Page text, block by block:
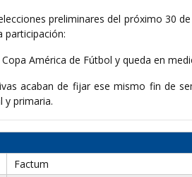
preliminares del próximo 30
participación:
América de Fútbol y queda en
acaban de fijar ese mismo fin de
y primaria.
Factum